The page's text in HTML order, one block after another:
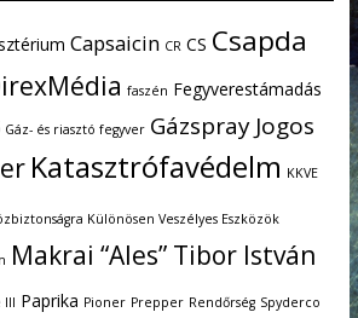
Capsaicin CR CS Csapda
faszén Fegyverestámadás
Gáz- és riasztó fegyver Gázspray Jogos
Katasztrófavédelm KKVE
Különösen Veszélyes Eszközök
Makrai “Ales” Tibor István
III Paprika Pioner Prepper Rendőrség Spyderco